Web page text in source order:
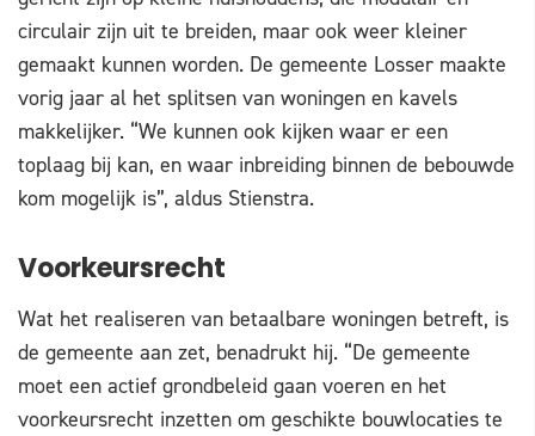
circulair zijn uit te breiden, maar ook weer kleiner
gemaakt kunnen worden. De gemeente Losser maakte
vorig jaar al het splitsen van woningen en kavels
makkelijker. “We kunnen ook kijken waar er een
toplaag bij kan, en waar inbreiding binnen de bebouwde
kom mogelijk is”, aldus Stienstra.
Voorkeursrecht
Wat het realiseren van betaalbare woningen betreft, is
de gemeente aan zet, benadrukt hij. “De gemeente
moet een actief grondbeleid gaan voeren en het
voorkeursrecht inzetten om geschikte bouwlocaties te